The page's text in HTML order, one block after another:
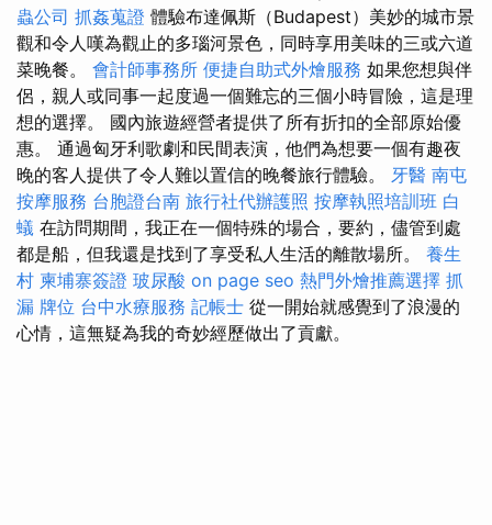
蟲公司 抓姦蒐證 體驗布達佩斯（Budapest）美妙的城市景
觀和令人嘆為觀止的多瑙河景色，同時享用美味的三或六道
菜晚餐。 會計師事務所 便捷自助式外燴服務 如果您想與伴
侶，親人或同事一起度過一個難忘的三個小時冒險，這是理
想的選擇。 國內旅遊經營者提供了所有折扣的全部原始優
惠。 通過匈牙利歌劇和民間表演，他們為想要一個有趣夜
晚的客人提供了令人難以置信的晚餐旅行體驗。 牙醫 南屯
按摩服務 台胞證台南 旅行社代辦護照 按摩執照培訓班 白
蟻 在訪問期間，我正在一個特殊的場合，要約，儘管到處
都是船，但我還是找到了享受私人生活的離散場所。 養生
村 柬埔寨簽證 玻尿酸 on page seo 熱門外燴推薦選擇 抓
漏 牌位 台中水療服務 記帳士 從一開始就感覺到了浪漫的
心情，這無疑為我的奇妙經歷做出了貢獻。